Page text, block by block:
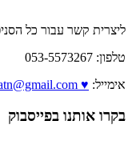
ליצרית קשר עבור כל
טלפון: 053-5573267
אימייל: ♥ betnuatn@gmail.com
בקרו אותנו בפייסבוק